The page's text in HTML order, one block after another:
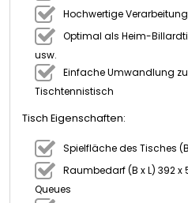
Hochwertige Verarbeitung
Optimal als Heim-
usw.
Einfache Umwandlung
Tischtennistisch
Tisch Eigenschaften:
Spielfläche des Tisches (B
Raumbedarf (B x L) 392
Queues